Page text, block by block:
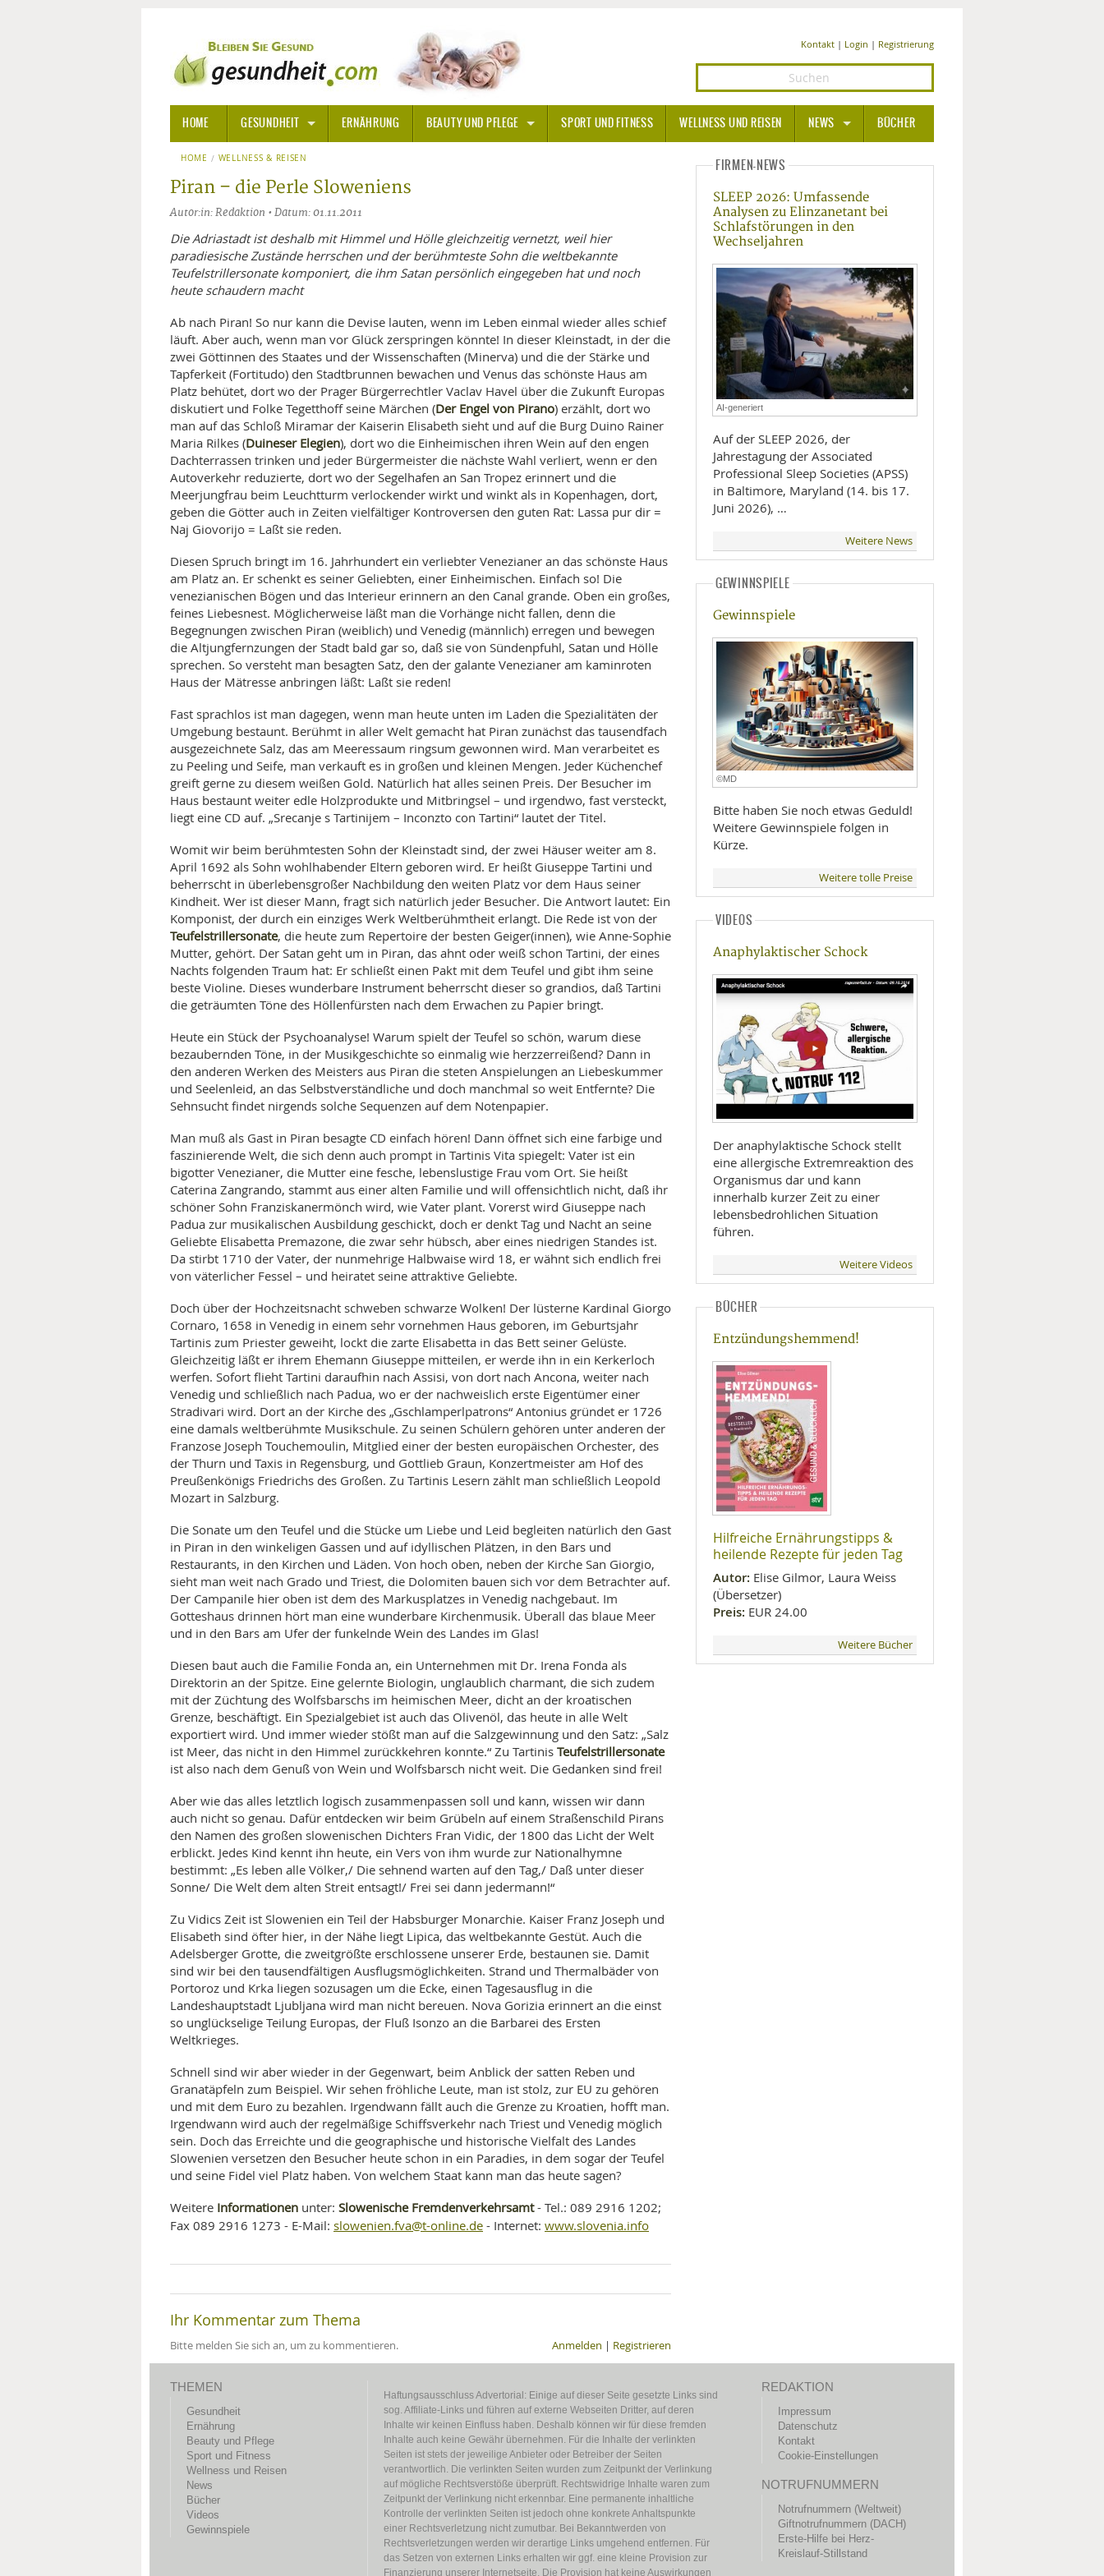
Kontakt| Login | Registrierung
HOME GESUNDHEIT
ALLGEMEINE INFORMATIONEN
ALTERNATIVE HEILWEISENAROMA THERAPIE
BACHBLÜTEN
EDELSTEINE - HEILSTEINE
HOMÖOPATHIE
KALIFORNISCHE BLÜTEN
NATURHEILKUNDE
ALTERNATIVE MEDIZIN
ARZNEI- UND HEILMITTEL
KRANKHEITEN VON A-ZANGST
MEDIZINISCHE FACHBEGRIFFE
MUND UND ZÄHNE
PRÄVENTION UND ALTER
SYMPTOME UND DIAGNOSE
WISSENSCHAFT UND FORSCHUNG
ERNÄHRUNG BEAUTY UND PFLEGE SPORT UND FITNESS WELLNESS UND REISEN NEWS
MEDIZIN UND PHARMA
BEAUTY UND PFLEGE
SPORT UND FITNESS
WELLNESS UND REISEN
LIFESTYLE
BÜCHER
HOME WELLNESS & REISEN
Piran – die Perle Sloweniens
Autor:in: Redaktion • Datum: 01.11.2011
Die Adriastadt ist deshalb mit Himmel und Hölle gleichzeitig vernetzt, weil hier
paradiesische Zustände herrschen und der berühmteste Sohn die weltbekannte
Teufelstrillersonate komponiert, die ihm Satan persönlich eingegeben hat und noch
heute schaudern macht
Ab nach Piran! So nur kann die Devise lauten, wenn im Leben einmal wieder alles schief
läuft. Aber auch, wenn man vor Glück zerspringen könnte! In dieser Kleinstadt, in der die
zwei Göttinnen des Staates und der Wissenschaften (Minerva) und die der Stärke und
Tapferkeit (Fortitudo) den Stadtbrunnen bewachen und Venus das schönste Haus am
Platz behütet, dort wo der Prager Bürgerrechtler Vaclav Havel über die Zukunft Europas
diskutiert und Folke Tegetthoff seine Märchen (Der Engel von Pirano) erzählt, dort wo
man auf das Schloß Miramar der Kaiserin Elisabeth sieht und auf die Burg Duino Rainer
Maria Rilkes (Duineser Elegien), dort wo die Einheimischen ihren Wein auf den engen
Dachterrassen trinken und jeder Bürgermeister die nächste Wahl verliert, wenn er den
Autoverkehr reduzierte, dort wo der Segelhafen an San Tropez erinnert und die
Meerjungfrau beim Leuchtturm verlockender wirkt und winkt als in Kopenhagen, dort,
geben die Götter auch in Zeiten vielfältiger Kontroversen den guten Rat: Lassa pur dir =
Naj Giovorijo = Laßt sie reden.
Diesen Spruch bringt im 16. Jahrhundert ein verliebter Venezianer an das schönste Haus
am Platz an. Er schenkt es seiner Geliebten, einer Einheimischen. Einfach so! Die
venezianischen Bögen und das Interieur erinnern an den Canal grande. Oben ein großes,
feines Liebesnest. Möglicherweise läßt man die Vorhänge nicht fallen, denn die
Begegnungen zwischen Piran (weiblich) und Venedig (männlich) erregen und bewegen
die Altjungfernzungen der Stadt bald gar so, daß sie von Sündenpfuhl, Satan und Hölle
sprechen. So versteht man besagten Satz, den der galante Venezianer am kaminroten
Haus der Mätresse anbringen läßt: Laßt sie reden!
Fast sprachlos ist man dagegen, wenn man heute unten im Laden die Spezialitäten der
Umgebung bestaunt. Berühmt in aller Welt gemacht hat Piran zunächst das tausendfach
ausgezeichnete Salz, das am Meeressaum ringsum gewonnen wird. Man verarbeitet es
zu Peeling und Seife, man verkauft es in großen und kleinen Mengen. Jeder Küchenchef
greift gerne zu diesem weißen Gold. Natürlich hat alles seinen Preis. Der Besucher im
Haus bestaunt weiter edle Holzprodukte und Mitbringsel – und irgendwo, fast versteckt,
liegt eine CD auf. „Srecanje s Tartinijem – Inconzto con Tartini“ lautet der Titel.
Womit wir beim berühmtesten Sohn der Kleinstadt sind, der zwei Häuser weiter am 8.
April 1692 als Sohn wohlhabender Eltern geboren wird. Er heißt Giuseppe Tartini und
beherrscht in überlebensgroßer Nachbildung den weiten Platz vor dem Haus seiner
Kindheit. Wer ist dieser Mann, fragt sich natürlich jeder Besucher. Die Antwort lautet: Ein
Komponist, der durch ein einziges Werk Weltberühmtheit erlangt. Die Rede ist von der
Teufelstrillersonate, die heute zum Repertoire der besten Geiger(innen), wie Anne-Sophie
Mutter, gehört. Der Satan geht um in Piran, das ahnt oder weiß schon Tartini, der eines
Nachts folgenden Traum hat: Er schließt einen Pakt mit dem Teufel und gibt ihm seine
beste Violine. Dieses wunderbare Instrument beherrscht dieser so grandios, daß Tartini
die geträumten Töne des Höllenfürsten nach dem Erwachen zu Papier bringt.
Heute ein Stück der Psychoanalyse! Warum spielt der Teufel so schön, warum diese
bezaubernden Töne, in der Musikgeschichte so einmalig wie herzzerreißend? Dann in
den anderen Werken des Meisters aus Piran die steten Anspielungen an Liebeskummer
und Seelenleid, an das Selbstverständliche und doch manchmal so weit Entfernte? Die
Sehnsucht findet nirgends solche Sequenzen auf dem Notenpapier.
Man muß als Gast in Piran besagte CD einfach hören! Dann öffnet sich eine farbige und
faszinierende Welt, die sich denn auch prompt in Tartinis Vita spiegelt: Vater ist ein
bigotter Venezianer, die Mutter eine fesche, lebenslustige Frau vom Ort. Sie heißt
Caterina Zangrando, stammt aus einer alten Familie und will offensichtlich nicht, daß ihr
schöner Sohn Franziskanermönch wird, wie Vater plant. Vorerst wird Giuseppe nach
Padua zur musikalischen Ausbildung geschickt, doch er denkt Tag und Nacht an seine
Geliebte Elisabetta Premazone, die zwar sehr hübsch, aber eines niedrigen Standes ist.
Da stirbt 1710 der Vater, der nunmehrige Halbwaise wird 18, er wähnt sich endlich frei
von väterlicher Fessel – und heiratet seine attraktive Geliebte.
Doch über der Hochzeitsnacht schweben schwarze Wolken! Der lüsterne Kardinal Giorgo
Cornaro, 1658 in Venedig in einem sehr vornehmen Haus geboren, im Geburtsjahr
Tartinis zum Priester geweiht, lockt die zarte Elisabetta in das Bett seiner Gelüste.
Gleichzeitig läßt er ihrem Ehemann Giuseppe mitteilen, er werde ihn in ein Kerkerloch
werfen. Sofort flieht Tartini daraufhin nach Assisi, von dort nach Ancona, weiter nach
Venedig und schließlich nach Padua, wo er der nachweislich erste Eigentümer einer
Stradivari wird. Dort an der Kirche des „Gschlamperlpatrons“ Antonius gründet er 1726
eine damals weltberühmte Musikschule. Zu seinen Schülern gehören unter anderen der
Franzose Joseph Touchemoulin, Mitglied einer der besten europäischen Orchester, des
der Thurn und Taxis in Regensburg, und Gottlieb Graun, Konzertmeister am Hof des
Preußenkönigs Friedrichs des Großen. Zu Tartinis Lesern zählt man schließlich Leopold
Mozart in Salzburg.
Die Sonate um den Teufel und die Stücke um Liebe und Leid begleiten natürlich den Gast
in Piran in den winkeligen Gassen und auf idyllischen Plätzen, in den Bars und
Restaurants, in den Kirchen und Läden. Von hoch oben, neben der Kirche San Giorgio,
sieht man weit nach Grado und Triest, die Dolomiten bauen sich vor dem Betrachter auf.
Der Campanile hier oben ist dem des Markusplatzes in Venedig nachgebaut. Im
Gotteshaus drinnen hört man eine wunderbare Kirchenmusik. Überall das blaue Meer
und in den Bars am Ufer der funkelnde Wein des Landes im Glas!
Diesen baut auch die Familie Fonda an, ein Unternehmen mit Dr. Irena Fonda als
Direktorin an der Spitze. Eine gelernte Biologin, unglaublich charmant, die sich zudem
mit der Züchtung des Wolfsbarschs im heimischen Meer, dicht an der kroatischen
Grenze, beschäftigt. Ein Spezialgebiet ist auch das Olivenöl, das heute in alle Welt
exportiert wird. Und immer wieder stößt man auf die Salzgewinnung und den Satz: „Salz
ist Meer, das nicht in den Himmel zurückkehren konnte.“ Zu Tartinis Teufelstrillersonate
ist also nach dem Genuß von Wein und Wolfsbarsch nicht weit. Die Gedanken sind frei!
Aber wie das alles letztlich logisch zusammenpassen soll und kann, wissen wir dann
auch nicht so genau. Dafür entdecken wir beim Grübeln auf einem Straßenschild Pirans
den Namen des großen slowenischen Dichters Fran Vidic, der 1800 das Licht der Welt
erblickt. Jedes Kind kennt ihn heute, ein Vers von ihm wurde zur Nationalhymne
bestimmt: „Es leben alle Völker,/ Die sehnend warten auf den Tag,/ Daß unter dieser
Sonne/ Die Welt dem alten Streit entsagt!/ Frei sei dann jedermann!“
Zu Vidics Zeit ist Slowenien ein Teil der Habsburger Monarchie. Kaiser Franz Joseph und
Elisabeth sind öfter hier, in der Nähe liegt Lipica, das weltbekannte Gestüt. Auch die
Adelsberger Grotte, die zweitgrößte erschlossene unserer Erde, bestaunen sie. Damit
sind wir bei den tausendfältigen Ausflugsmöglichkeiten. Strand und Thermalbäder von
Portoroz und Krka liegen sozusagen um die Ecke, einen Tagesausflug in die
Landeshauptstadt Ljubljana wird man nicht bereuen. Nova Gorizia erinnert an die einst
so unglückselige Teilung Europas, der Fluß Isonzo an die Barbarei des Ersten
Weltkrieges.
Schnell sind wir aber wieder in der Gegenwart, beim Anblick der satten Reben und
Granatäpfeln zum Beispiel. Wir sehen fröhliche Leute, man ist stolz, zur EU zu gehören
und mit dem Euro zu bezahlen. Irgendwann fällt auch die Grenze zu Kroatien, hofft man.
Irgendwann wird auch der regelmäßige Schiffsverkehr nach Triest und Venedig möglich
sein. Doch das Erreichte und die geographische und historische Vielfalt des Landes
Slowenien versetzen den Besucher heute schon in ein Paradies, in dem sogar der Teufel
und seine Fidel viel Platz haben. Von welchem Staat kann man das heute sagen?
Weitere Informationen unter: Slowenische Fremdenverkehrsamt- Tel.: 089 2916 1202;
Fax 089 2916 1273 - E-Mail: slowenien.fva@t-online.de - Internet: www.slovenia.info
Ihr Kommentar zum Thema
Bitte melden Sie sich an, um zu kommentieren. Anmelden | Registrieren
FIRMEN-NEWS
SLEEP 2026: Umfassende
Analysen zu Elinzanetant bei
Schlafstörungen in den
Wechseljahren
AI-generiert
Auf der SLEEP 2026, der
Jahrestagung der Associated
Professional Sleep Societies (APSS)
in Baltimore, Maryland (14. bis 17.
Juni 2026), …
Weitere News
GEWINNSPIELE
Gewinnspiele
©MD
Bitte haben Sie noch etwas Geduld!
Weitere Gewinnspiele folgen in
Kürze.
Weitere tolle Preise
VIDEOS
Anaphylaktischer Schock
Der anaphylaktische Schock stellt
eine allergische Extremreaktion des
Organismus dar und kann
innerhalb kurzer Zeit zu einer
lebensbedrohlichen Situation
führen.
Weitere Videos
BÜCHER
Entzündungshemmend!
Hilfreiche Ernährungstipps &
heilende Rezepte für jeden Tag
Autor: Elise Gilmor, Laura Weiss
(Übersetzer)
Preis: EUR 24.00
Weitere Bücher
THEMEN
Gesundheit
Ernährung
Beauty und Pflege
Sport und Fitness
Wellness und Reisen
News
Bücher
Videos
Gewinnspiele
Haftungsausschluss Advertorial: Einige auf dieser Seite gesetzte Links sind
sog. Affiliate-Links und führen auf externe Webseiten Dritter, auf deren
Inhalte wir keinen Einfluss haben. Deshalb können wir für diese fremden
Inhalte auch keine Gewähr übernehmen. Für die Inhalte der verlinkten
Seiten ist stets der jeweilige Anbieter oder Betreiber der Seiten
verantwortlich. Die verlinkten Seiten wurden zum Zeitpunkt der Verlinkung
auf mögliche Rechtsverstöße überprüft. Rechtswidrige Inhalte waren zum
Zeitpunkt der Verlinkung nicht erkennbar. Eine permanente inhaltliche
Kontrolle der verlinkten Seiten ist jedoch ohne konkrete Anhaltspunkte
einer Rechtsverletzung nicht zumutbar. Bei Bekanntwerden von
Rechtsverletzungen werden wir derartige Links umgehend entfernen. Für
das Setzen von externen Links erhalten wir ggf. eine kleine Provision zur
Finanzierung unserer Internetseite. Die Provision hat keine Auswirkungen
REDAKTION
Impressum
Datenschutz
Kontakt
Cookie-Einstellungen
NOTRUFNUMMERN
Notrufnummern (Weltweit)
Giftnotrufnummern (DACH)
Erste-Hilfe bei Herz-
Kreislauf-Stillstand